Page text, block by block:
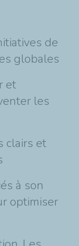
de
globales
et
les
clairs et
à son
optimiser